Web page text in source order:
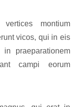
vertices montium
vicos, qui in eis
praeparationem
campi eorum